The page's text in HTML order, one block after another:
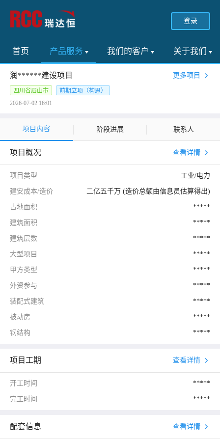
登录
首页 产品服务 我们的客户 关于我们
润******建设项目 更多项目
四川省眉山市
前期立项（构思）
2026-07-02 16:01
项目内容 阶段进展 联系人
项目概况 查看详情
项目类型 工业/电力
建安成本/造价 二亿五千万 (造价总额由信息员估算得出)
占地面积 *****
建筑面积 *****
建筑层数 *****
大型项目 *****
甲方类型 *****
外资参与 *****
装配式建筑 *****
被动房 *****
钢结构 *****
项目工期 查看详情
开工时间 *****
完工时间 *****
配套信息 查看详情